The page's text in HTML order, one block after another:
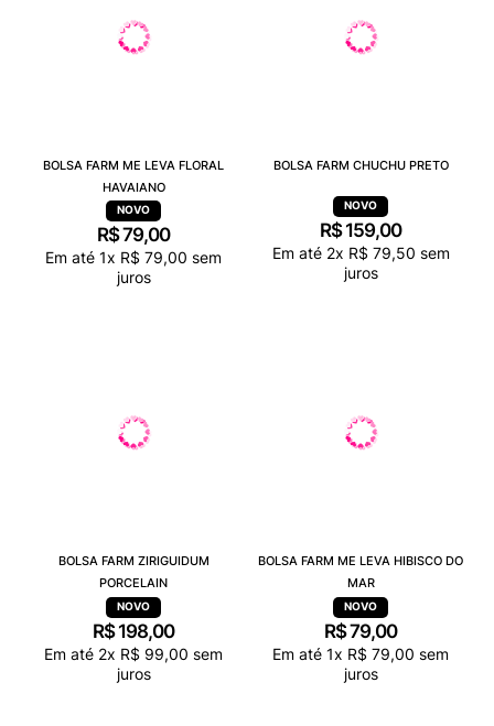
BOLSA FARM ME LEVA FLORAL
HAVAIANO
R$79,00
Em até 1x R$ 79,00 sem
juros
BOLSA FARM CHUCHU PRETO
R$ 159,00
Em até 2x R$ 79,50 sem
juros
BOLSA FARM ZIRIGUIDUM
PORCELAIN
R$ 198,00
Em até 2x R$ 99,00 sem
juros
BOLSA FARM ME LEVA HIBISCO DO
MAR
R$79,00
Em até 1x R$ 79,00 sem
juros